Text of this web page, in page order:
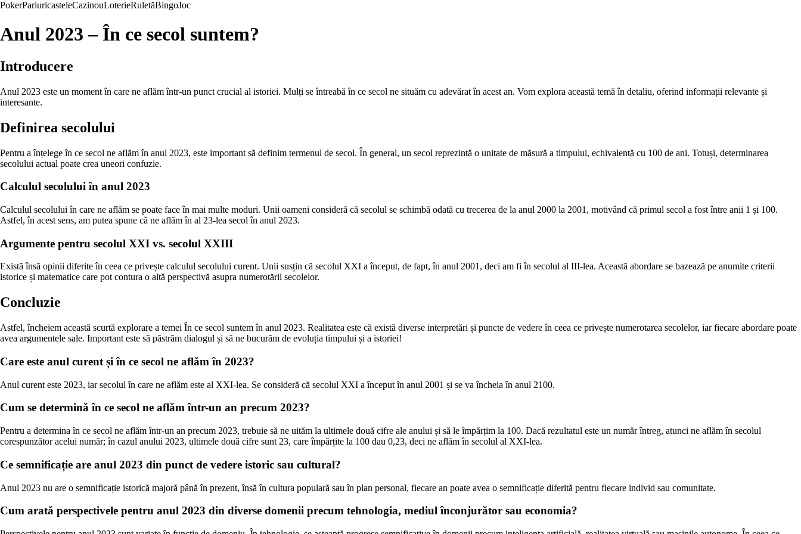
PokerPariuricasteleCazinouLoterieRuletăBingoJoc
Anul 2023 – În ce secol suntem?
Introducere
Anul 2023 este un moment în care ne aflăm într-un punct crucial al istoriei. Mulți se întreabă în ce secol ne situăm cu adevărat în acest an. Vom explora această temă în detaliu, oferind informații relevante și
interesante.
Definirea secolului
Pentru a înțelege în ce secol ne aflăm în anul 2023, este important să definim termenul de secol. În general, un secol reprezintă o unitate de măsură a timpului, echivalentă cu 100 de ani. Totuși, determinarea
secolului actual poate crea uneori confuzie.
Calculul secolului în anul 2023
Calculul secolului în care ne aflăm se poate face în mai multe moduri. Unii oameni consideră că secolul se schimbă odată cu trecerea de la anul 2000 la 2001, motivând că primul secol a fost între anii 1 și 100.
Astfel, în acest sens, am putea spune că ne aflăm în al 23-lea secol în anul 2023.
Argumente pentru secolul XXI vs. secolul XXIII
Există însă opinii diferite în ceea ce privește calculul secolului curent. Unii susțin că secolul XXI a început, de fapt, în anul 2001, deci am fi în secolul al III-lea. Această abordare se bazează pe anumite criterii
istorice și matematice care pot contura o altă perspectivă asupra numerotării secolelor.
Concluzie
Astfel, încheiem această scurtă explorare a temei În ce secol suntem în anul 2023. Realitatea este că există diverse interpretări și puncte de vedere în ceea ce privește numerotarea secolelor, iar fiecare abordare poate
avea argumentele sale. Important este să păstrăm dialogul și să ne bucurăm de evoluția timpului și a istoriei!
Care este anul curent și în ce secol ne aflăm în 2023?
Anul curent este 2023, iar secolul în care ne aflăm este al XXI-lea. Se consideră că secolul XXI a început în anul 2001 și se va încheia în anul 2100.
Cum se determină în ce secol ne aflăm într-un an precum 2023?
Pentru a determina în ce secol ne aflăm într-un an precum 2023, trebuie să ne uităm la ultimele două cifre ale anului și să le împărțim la 100. Dacă rezultatul este un număr întreg, atunci ne aflăm în secolul
corespunzător acelui număr; în cazul anului 2023, ultimele două cifre sunt 23, care împărțite la 100 dau 0,23, deci ne aflăm în secolul al XXI-lea.
Ce semnificație are anul 2023 din punct de vedere istoric sau cultural?
Anul 2023 nu are o semnificație istorică majoră până în prezent, însă în cultura populară sau în plan personal, fiecare an poate avea o semnificație diferită pentru fiecare individ sau comunitate.
Cum arată perspectivele pentru anul 2023 din diverse domenii precum tehnologia, mediul înconjurător sau economia?